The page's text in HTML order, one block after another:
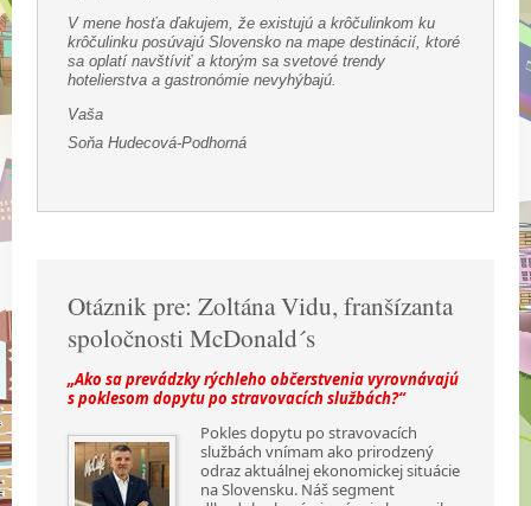
V mene hosťa ďakujem, že existujú a krôčulinkom ku
krôčulinku posúvajú Slovensko na mape destinácií, ktoré
sa oplatí navštíviť a ktorým sa svetové trendy
hotelierstva a gastronómie nevyhýbajú.
Vaša
Soňa Hudecová-Podhorná
Otáznik pre: Zoltána Vidu, franšízanta
spoločnosti McDonald´s
„Ako sa prevádzky rýchleho občerstvenia vyrovnávajú
s poklesom dopytu po stravovacích službách?“
Pokles dopytu po stravovacích
službách vnímam ako prirodzený
odraz aktuálnej ekonomickej situácie
na Slovensku. Náš segment